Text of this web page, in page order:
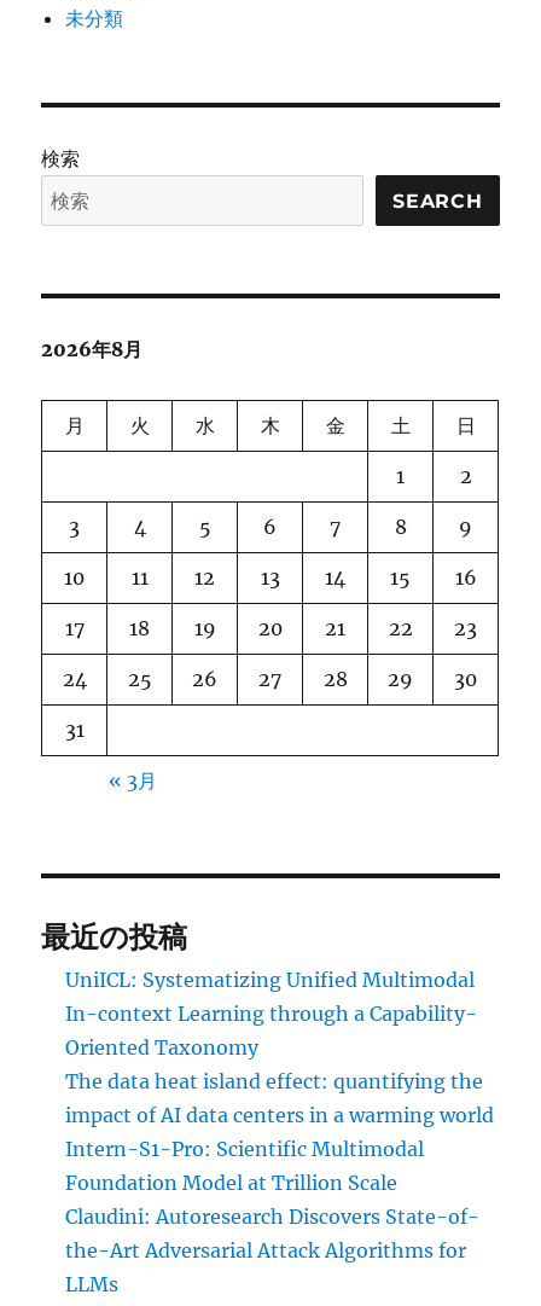
未分類
検索
SEARCH
2026年8月
月 火 水 木 金 土 日
1 2
3 4 5 6 7 8 9
10 11 12 13 14 15 16
17 18 19 20 21 22 23
24 25 26 27 28 29 30
31
« 3月
最近の投稿
UniICL: Systematizing Unified Multimodal
In-context Learning through a Capability-
Oriented Taxonomy
The data heat island effect: quantifying the
impact of AI data centers in a warming world
Intern-S1-Pro: Scientific Multimodal
Foundation Model at Trillion Scale
Claudini: Autoresearch Discovers State-of-
the-Art Adversarial Attack Algorithms for
LLMs